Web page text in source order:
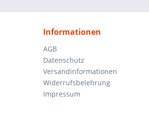
Informationen
AGB
Datenschutz
Versandinformationen
Widerrufsbelehrung
Impressum